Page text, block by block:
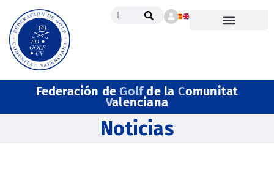
Federación deGolfde la Comunitat
Valenciana
Noticias